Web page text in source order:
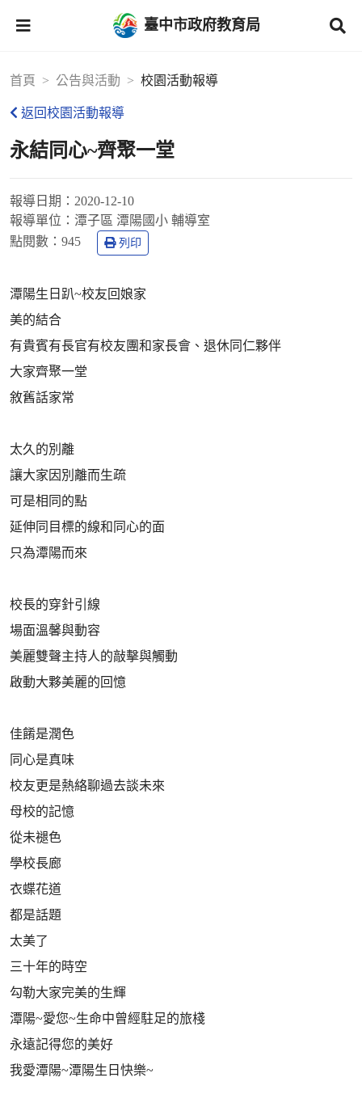
臺中市政府教育局
首頁 公告與活動 校園活動報導
返回校園活動報導
永結同心~齊聚一堂
報導日期： 2020-12-10
報導單位： 潭子區 潭陽國小 輔導室
點閱數： 945 列印
潭陽生日趴~校友回娘家
美的結合
有貴賓有長官有校友團和家長會、退休同仁夥伴
大家齊聚一堂
敘舊話家常
太久的別離
讓大家因別離而生疏
可是相同的點
延伸同目標的線和同心的面
只為潭陽而來
校長的穿針引線
場面溫馨與動容
美麗雙聲主持人的敲擊與觸動
啟動大夥美麗的回憶
佳餚是潤色
同心是真味
校友更是熱絡聊過去談未來
母校的記憶
從未褪色
學校長廊
衣蝶花道
都是話題
太美了
三十年的時空
勾勒大家完美的生輝
潭陽~愛您~生命中曾經駐足的旅棧
永遠記得您的美好
我愛潭陽~潭陽生日快樂~